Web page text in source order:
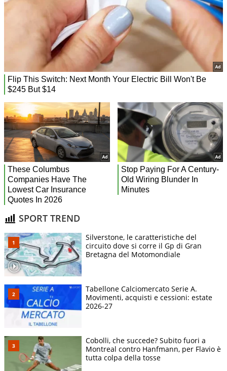
SPORT TREND
Silverstone, le caratteristiche del
circuito dove si corre il Gp di Gran
Bretagna del Motomondiale
Tabellone Calciomercato Serie A.
Movimenti, acquisti e cessioni: estate
2026-27
Cobolli, che succede? Subito fuori a
Montreal contro Hanfmann, per Flavio è
tutta colpa della tosse